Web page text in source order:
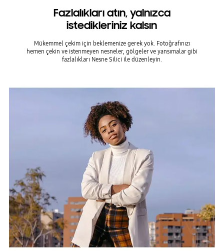
Fazlalıkları atın, yalnızca
istedikleriniz kalsın
Mükemmel çekim için beklemenize gerek yok. Fotoğrafınızı
hemen çekin ve istenmeyen nesneler, gölgeler ve yansımalar gibi
fazlalıkları Nesne Silici ile düzenleyin.